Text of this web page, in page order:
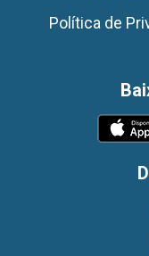
Política de